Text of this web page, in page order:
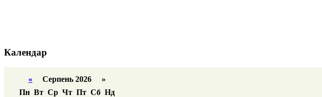
Календар
« Серпень 2026 »
Пн Вт Ср Чт Пт Сб Нд